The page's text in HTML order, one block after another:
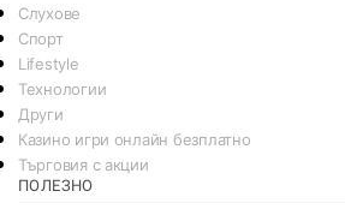
Слухове
Спорт
Lifestyle
Технологии
Други
Казино игри онлайн безплатно
Търговия с акции
ПОЛЕЗНО